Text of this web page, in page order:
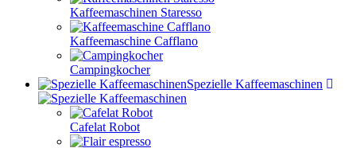
Kaffeemaschinen Staresso
Kaffeemaschine Cafflano
Campingkocher
Spezielle Kaffeemaschinen
Cafelat Robot